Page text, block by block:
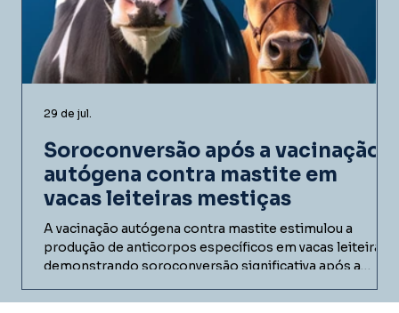
Soroconversão após a vacinação
autógena contra mastite em
vacas leiteiras mestiças
A vacinação autógena contra mastite estimulou a
produção de anticorpos específicos em vacas leiteiras,
demonstrando soroconversão significativa após a
em fazenda comercial e entenda como vacinas
29 de jul.